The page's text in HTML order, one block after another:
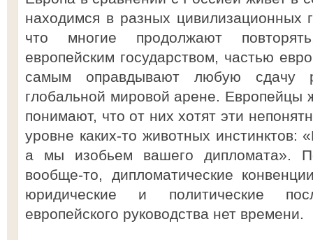
находимся в разных цивилизационных
что многие продолжают
европейским государством, частью
самым оправдывают любую сдачу
глобальной мировой арене. Европейцы
понимают, что от них хотят эти
уровне каких-то животных инстинктов:
а мы изобьем вашего дипломата».
вообще-то, дипломатические
юридические и политические
европейского руководства нет времени.